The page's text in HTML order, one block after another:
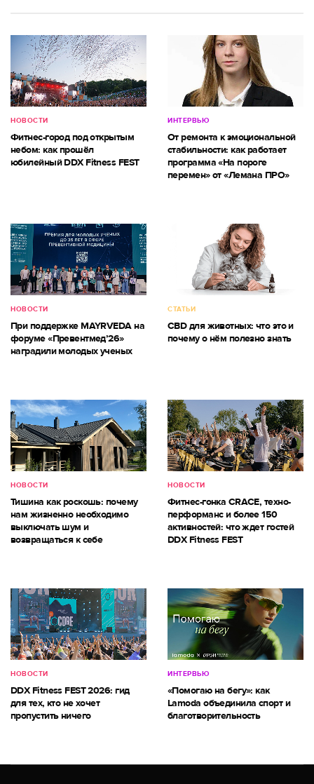
НОВОСТИ
Фитнес-город под открытым
небом: как прошёл
юбилейный DDX Fitness FEST
ИНТЕРВЬЮ
От ремонта к эмоциональной
стабильности: как работает
программа «На пороге
перемен» от «Лемана ПРО»
НОВОСТИ
При поддержке MAYRVEDA на
форуме «Превентмед’26»
наградили молодых ученых
СТАТЬИ
CBD для животных: что это и
почему о нём полезно знать
НОВОСТИ
Тишина как роскошь: почему
нам жизненно необходимо
выключать шум и
возвращаться к себе
НОВОСТИ
Фитнес-гонка CRACE, техно-
перформанс и более 150
активностей: что ждет гостей
DDX Fitness FEST
НОВОСТИ
DDX Fitness FEST 2026: гид
для тех, кто не хочет
пропустить ничего
ИНТЕРВЬЮ
«Помогаю на бегу»: как
Lamoda объединила спорт и
благотворительность